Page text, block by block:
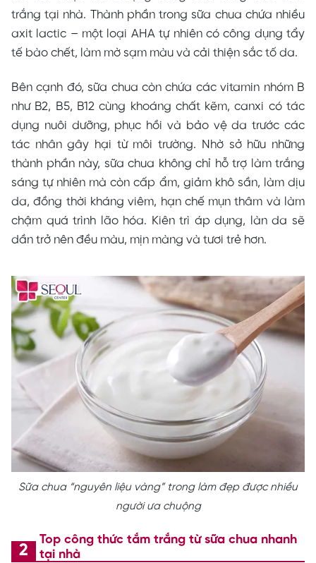
trắng tại nhà. Thành phần trong sữa chua chứa nhiều
axit lactic – một loại AHA tự nhiên có công dụng tẩy
tế bào chết, làm mờ sạm màu và cải thiện sắc tố da.
Bên cạnh đó, sữa chua còn chứa các vitamin nhóm B
như B2, B5, B12 cùng khoáng chất kẽm, canxi có tác
dụng nuôi dưỡng, phục hồi và bảo vệ da trước các
tác nhân gây hại từ môi trường. Nhờ sở hữu những
thành phần này, sữa chua không chỉ hỗ trợ làm trắng
sáng tự nhiên mà còn cấp ẩm, giảm khô sần, làm dịu
da, đồng thời kháng viêm, hạn chế mụn thâm và làm
chậm quá trình lão hóa. Kiên trì áp dụng, làn da sẽ
dần trở nên đều màu, mịn màng và tươi trẻ hơn.
Sữa chua “nguyên liệu vàng” trong làm đẹp được nhiều
người ưa chuộng
Top công thức tắm trắng từ sữa chua nhanh
tại nhà